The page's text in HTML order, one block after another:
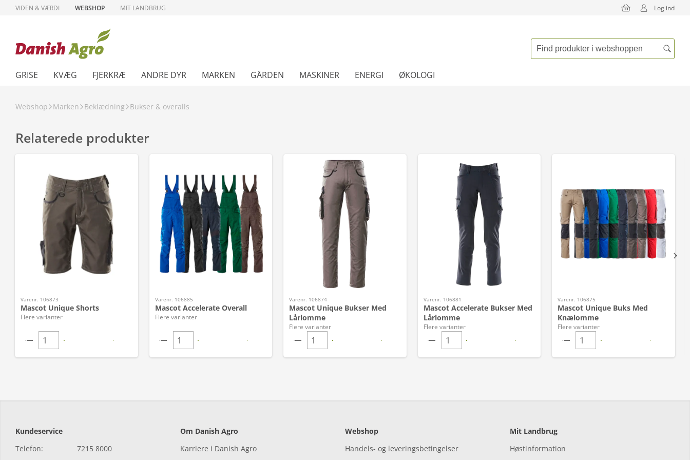
VIDEN & VÆRDI WEBSHOP MIT LANDBRUG Log ind
GRISE KVÆG FJERKRÆ ANDRE DYR MARKEN GÅRDEN MASKINER ENERGI ØKOLOGI
Webshop Marken Beklædning Bukser & overalls
Relaterede produkter
Varenr. 106873
Mascot Unique Shorts
Flere varianter
Varenr. 106885
Mascot Accelerate Overall
Flere varianter
Varenr. 106874
Mascot Unique Bukser Med
Lårlomme
Flere varianter
Varenr. 106881
Mascot Accelerate Bukser Med
Lårlomme
Flere varianter
Varenr. 106875
Mascot Unique Buks Med
Knælomme
Flere varianter
Kundeservice
Telefon:
7215 8000
Om Danish Agro
Karriere i Danish Agro
Webshop
Handels- og leveringsbetingelser
Mit Landbrug
Høstinformation